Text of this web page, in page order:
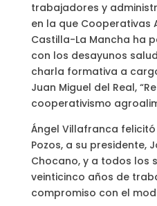
trabajadores y
en la que Cooperativas
Castilla-La Mancha ha
con los desayunos
charla formativa a
Juan Miguel del Real,
cooperativismo
Ángel Villafranca
Pozos, a su presidente,
Chocano, y a todos los
veinticinco años de
compromiso con el